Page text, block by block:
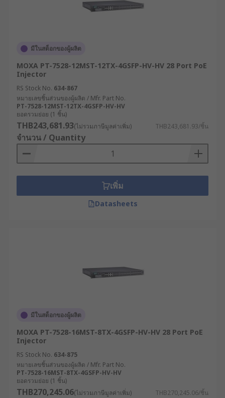
แบรนด์ของเราเองอย่างRS PROและอีกมากมาย
สัญญาณที่ใช้ในการเชื่อมต่อข้อมูล
แบบ พร้อมตอบโจทย์ทุกความต้องการของผู้ประกอบ
การ เลือกซื้อสินค้าได้สะดวกตลอด 24 ชั่วโมงบน
เว็บไซต์ของเรา พร้อมบริการจัดส่งทั่วประเทศไทย หาก
ต้องการคำแนะนำเพิ่มเติมเกี่ยวกับการเลือกเน็ตเวิร์ก
สวิตซ์ที่เหมาะสมกับอุตสาหกรรมของคุณ สามารถ
ปรึกษาผู้เชี่ยวชาญด้านผลิตภัณฑ์ของเราได้เลย
มีในสต็อกของผู้ผลิต
MOXA PT-7528-12MST-12TX-4GSFP-HV-HV 28 Port PoE
Injector
RS Stock No. 634-867
หมายเลขชิ้นส่วนของผู้ผลิต / Mfr. Part No.
PT-7528-12MST-12TX-4GSFP-HV-HV
ยอดรวมย่อย (1 ชิ้น)
THB243,681.93(ไม่รวมภาษีมูลค่าเพิ่ม) THB243,681.93/ชิ้น
จำนวน / Quantity
เพิ่ม
Datasheets
มีในสต็อกของผู้ผลิต
MOXA PT-7528-16MST-8TX-4GSFP-HV-HV 28 Port PoE
Injector
RS Stock No. 634-875
หมายเลขชิ้นส่วนของผู้ผลิต / Mfr. Part No.
PT-7528-16MST-8TX-4GSFP-HV-HV
ยอดรวมย่อย (1 ชิ้น)
THB270,245.06(ไม่รวมภาษีมูลค่าเพิ่ม) THB270,245.06/ชิ้น